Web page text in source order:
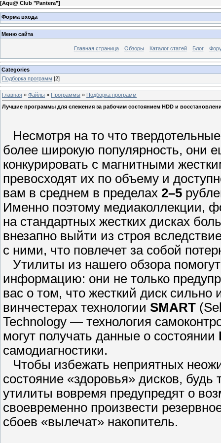
[Aqu@ Club "Pantera"]
Форма входа
Меню сайта
Главная страница Обзоры Каталог статей Блог
Categories
Подборка программ [2]
Главная » Файлы » Программы » Подборка программ
Лучшие программы для слежения за рабочим состоянием HDD и
Несмотря на то что
более широкую популярность, они
конкурировать с магнитными
превосходят их по объему и
вам в среднем в пределах 2–5
Именно поэтому медиаколлекции,
на стандартных жестких дисках
внезапно выйти из строя
с ними, что повлечет за собой
Утилиты из нашего обзора
информацию: они не только
вас о том, что жесткий диск
винчестерах технологии SMART
Technology — технология
могут получать данные о состоянии
самодиагностики.
Чтобы избежать неприятных
состояние «здоровья» дисков, будь
утилиты вовремя предупредят о
своевременно произвести
сбоев «вылечат» накопитель.